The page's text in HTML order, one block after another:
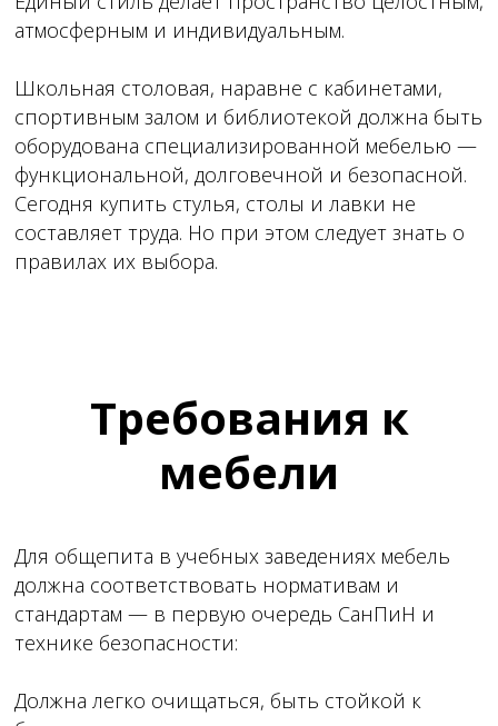
атмосферным и индивидуальным.
Школьная столовая, наравне с кабинетами,
спортивным залом и библиотекой должна быть
оборудована специализированной мебелью —
функциональной, долговечной и безопасной.
Сегодня купить стулья, столы и лавки не
составляет труда. Но при этом следует знать о
правилах их выбора.
Требования к
мебели
Для общепита в учебных заведениях мебель
должна соответствовать нормативам и
стандартам — в первую очередь СанПиН и
технике безопасности:
Должна легко очищаться, быть стойкой к